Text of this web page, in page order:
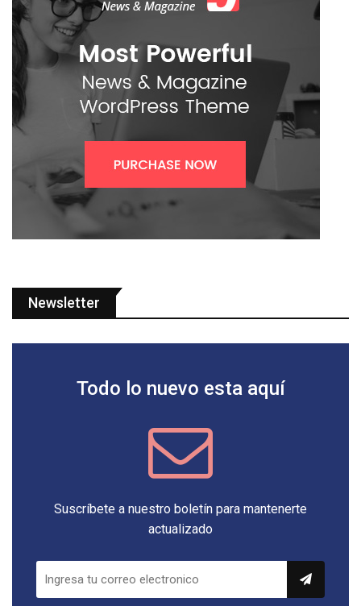
Newsletter
Todo lo nuevo esta aquí
Suscríbete a nuestro boletín para mantenerte
actualizado